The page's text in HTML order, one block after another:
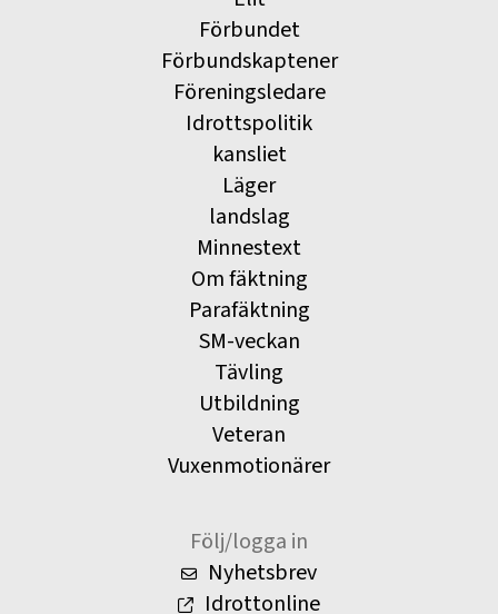
Förbundet
Förbundskaptener
Föreningsledare
Idrottspolitik
kansliet
Läger
landslag
Minnestext
Om fäktning
Parafäktning
SM-veckan
Tävling
Utbildning
Veteran
Vuxenmotionärer
Följ/logga in
Nyhetsbrev
Idrottonline